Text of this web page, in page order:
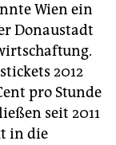
Wien ein
Donaustadt
2012
pro Stunde
seit 2011
in die